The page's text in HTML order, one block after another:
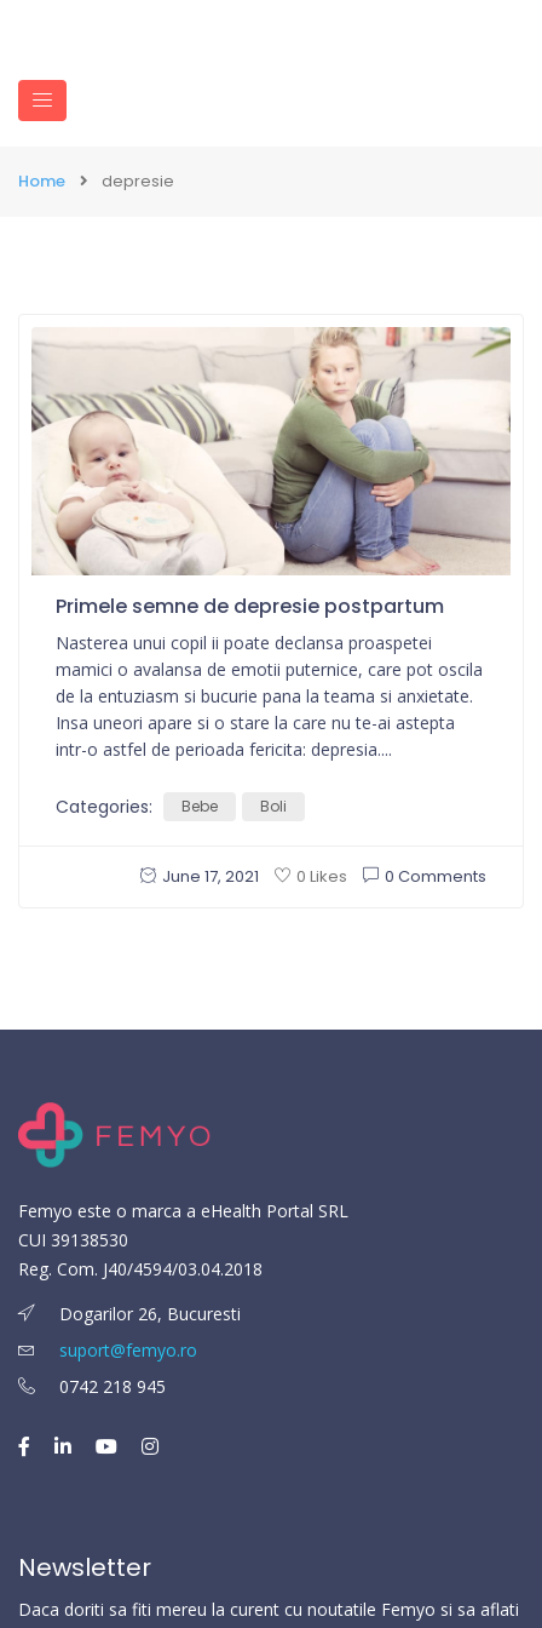
Home depresie
Primele semne de depresie postpartum
Nasterea unui copil ii poate declansa proaspetei
mamici o avalansa de emotii puternice, care pot oscila
de la entuziasm si bucurie pana la teama si anxietate.
Insa uneori apare si o stare la care nu te-ai astepta
intr-o astfel de perioada fericita: depresia....
Categories: Bebe Boli
June 17, 2021 0 Likes 0 Comments
Femyo este o marca a eHealth Portal SRL
CUI 39138530
Reg. Com. J40/4594/03.04.2018
Dogarilor 26, Bucuresti
suport@femyo.ro
0742 218 945
Newsletter
Daca doriti sa fiti mereu la curent cu noutatile Femyo si sa aflati